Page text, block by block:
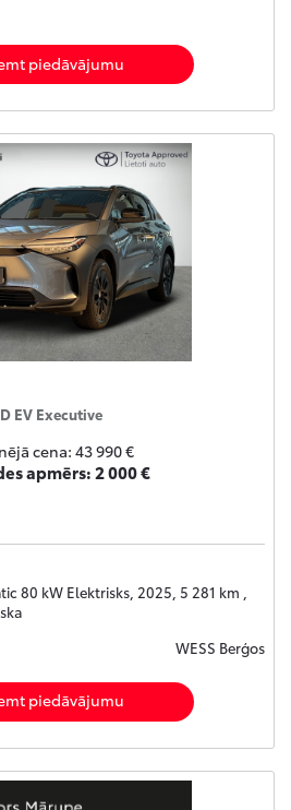
piedāvājumu
EV Executive
cena: 43 990 €
apmērs:2 000 €
80 kW Elektrisks, 2025, 5 281 km ,
WESS Berģos
piedāvājumu